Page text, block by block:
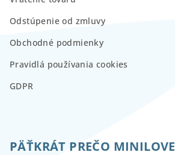
Odstúpenie od zmluvy
Obchodné podmienky
Pravidlá používania cookies
GDPR
PÄŤKRÁT PREČO MINILOVE